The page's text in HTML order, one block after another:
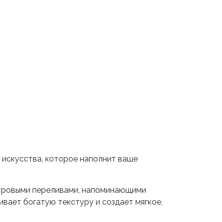
которое наполнит ваше
переливами, напоминающими
богатую текстуру и создает мягкое,